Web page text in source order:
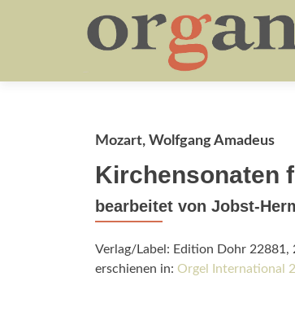
Mozart, Wolfgang Amadeus
Kirchensonaten
bearbeitet von Jobst-
Verlag/Label: Edition Dohr 22881,
erschienen in: Orgel International